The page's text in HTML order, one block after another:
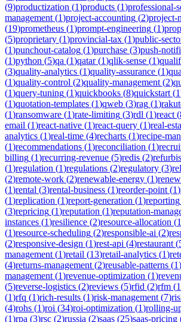
(9)productization (1)products (1)professional-
management (1)project-accounting (2)project-
(19)prometheus (1)prompt-engineering (1)
(5)proprietary (1)provincial-tax (1)public-
(1)punchout-catalog (1)purchase (3)push-
(1)python (5)qa (1)qatar(1)qlik-sense (1)
(3)quality-analytics (1)quality-assurance (1)
(1)quality-control (2)quality-management (2)
(1)query-tuning (1)quickbooks (8)quickstart (1
(1)quotation-templates (1)qweb (3)rag (1)
(1)ransomware (1)rate-limiting (3)rdl (1)react (
email (1)react-native (1)react-query (1)real-
analytics (1)real-time (4)recharts (1)recipe-
(1)recommendations (1)reconciliation (1)
billing (1)recurring-revenue (5)redis (2)
(1)regulation (1)regulations (2)regulatory (3)
(2)remote-work (2)renewable-energy (1)
(1)rental (3)rental-business (1)reorder-point (1)
(1)replication (1)report-generation (1)reporting
(3)repricing (1)reputation (1)reputation-
instances (1)resilience (2)resource-allocation (1
(1)resource-scheduling (2)responsible-ai (2)
(2)responsive-design (1)rest-api (4)restaurant (
management (1)retail (13)retail-analytics (1)
(4)returns-management (2)reusable-patterns (1)
management (1)revenue-optimization (1)
(5)reverse-logistics (2)reviews (5)rfid (2)rfm (1
(1)rfq (1)rich-results (1)risk-management (7)
(4)rohs (1)roi (34)roi-optimization (1)rolling-
(1)rpa (3)rsc (2)russia (2)saas (25)saas-pricing